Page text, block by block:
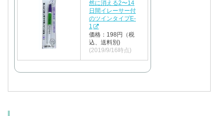
然に消える2〜14
日間イレーサー付
のツインタイプE-
1
価格：198円（税
込、送料別)
(2019/9/16時点)